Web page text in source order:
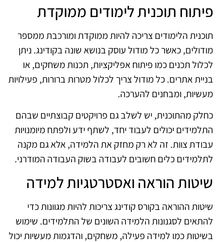
פיתוח תוכנית לימודים ממוקדת
תוכנית הלימודים צריכה להיות ממוקדת ומורכבת ממספר
מודולים, כאשר כל מודול עוסק בנושא שונה בקודינג. ניתן
לכלול תכנים כמו פיתוח אפליקציות, תכנות משחקים, או
בניית אתרים. כל מודול צריך לכלול מטרות ברורות, פעילויות
מעשיות, ומבחנים להערכה.
כחלק מהתוכנית, יש לשלב גם פרויקטים קבוצתיים שבהם
התלמידים יכולים לעבוד יחד, לשתף ידע ולפתח מיומנויות
עבודת צוות. זה לא רק מחזק את הלמידה, אלא גם מקנה
לתלמידים כלים חשובים לעבודה בשוק העבודה המודרני.
שיטות הוראה ואסטרטגיות למידה
שיטות ההוראה בקורס קודינג צריכות להיות מגוונות כדי
להתאים לסגנונות הלמידה השונים של התלמידים. שימוש
בשיטות כמו למידה פעילה, משחקים, והדגמות מעשיות יכול